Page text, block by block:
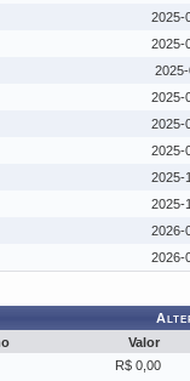
2025-
2025-
2025-
2025-
2025-
2025-
2025-
2026-
2026-
Valor
R$ 0,00